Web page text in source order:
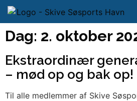
Dag: 2. oktober
Ekstraordinær
– mød op og bak op!
Til alle medlemmer af Skive